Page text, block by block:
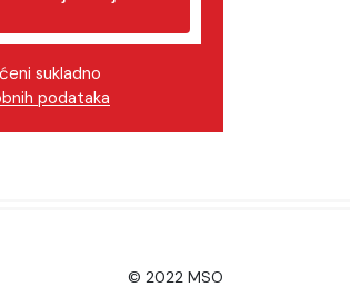
sukladno
podataka
© 2022 MSO